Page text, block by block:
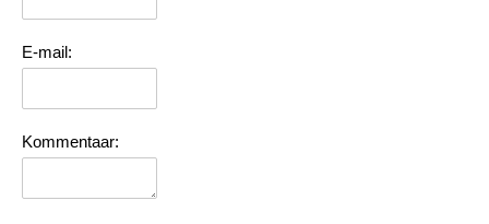
E-mail:
Kommentaar: